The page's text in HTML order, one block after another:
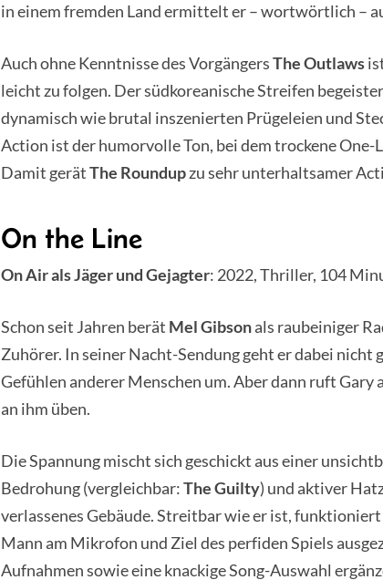
in einem fremden Land ermittelt er – wortwörtlich –
Auch ohne Kenntnisse des VorgängersThe Outlaws
leicht zu folgen. Der südkoreanische Streifen
dynamisch wie brutal inszenierten Prügeleien und
Action ist der humorvolle Ton, bei dem trockene One-
Damit gerätThe Roundupzu sehr unterhaltsamer
On the Line
On Air als Jäger und Gejagter: 2022, Thriller, 104
Schon seit Jahren berät Mel Gibsonals raubeiniger
Zuhörer. In seiner Nacht-Sendung geht er dabei nicht
Gefühlen anderer Menschen um. Aber dann ruft Gary
an ihm üben.
Die Spannung mischt sich geschickt aus einer
Bedrohung (vergleichbar:The Guilty) und aktiver
verlassenes Gebäude. Streitbar wie er ist,
Mann am Mikrofon und Ziel des perfiden Spiels
Aufnahmen sowie eine knackige Song-Auswahl